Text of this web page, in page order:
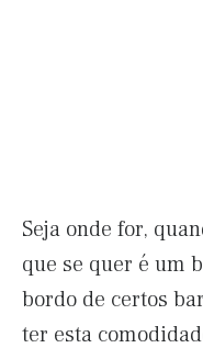
Seja onde for,
que se quer é um
bordo de certos
ter esta